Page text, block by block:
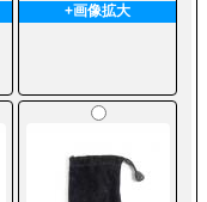
+画像拡大